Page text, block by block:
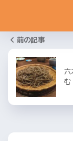
前の記事
む